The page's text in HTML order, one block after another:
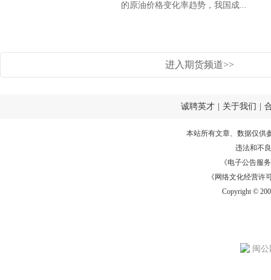
的原油价格变化率趋势，我国成...
进入期货频道>>
诚聘英才 关于我们
本站所有文章、数据仅供
违法和不
《电子公告服务
《网络文化经营许
Copyright ©
闽公